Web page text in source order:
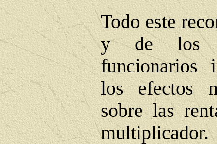
Todo este
y de los
funcionarios
los efectos
sobre las
multiplicador.